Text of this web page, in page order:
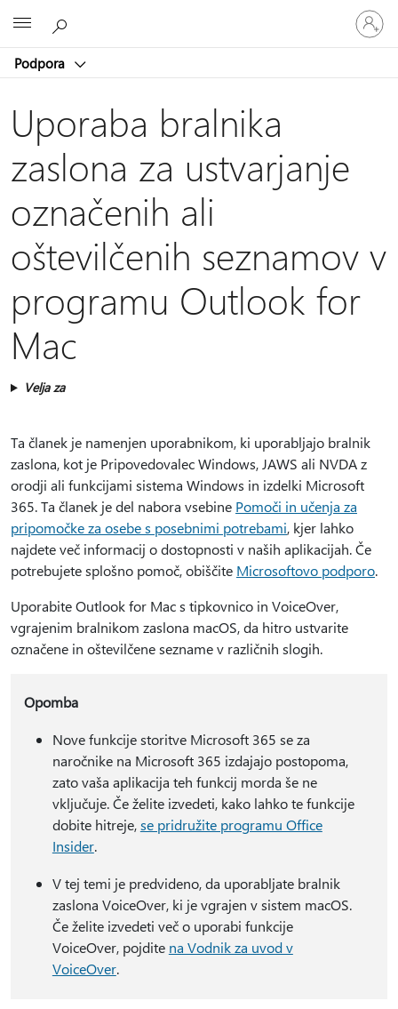
Podpora
Vpišite
se
v
račun
Uporaba bralnika
zaslona za ustvarjanje
označenih ali
oštevilčenih seznamov v
programu Outlook for
Mac
Velja za
Ta članek je namenjen uporabnikom, ki uporabljajo bralnik
zaslona, kot je Pripovedovalec Windows, JAWS ali NVDA z
orodji ali funkcijami sistema Windows in izdelki Microsoft
365. Ta članek je del nabora vsebine Pomoči in učenja za
pripomočke za osebe s posebnimi potrebami, kjer lahko
najdete več informacij o dostopnosti v naših aplikacijah. Če
potrebujete splošno pomoč, obiščite Microsoftovo podporo.
Uporabite Outlook for Mac s tipkovnico in VoiceOver,
vgrajenim bralnikom zaslona macOS, da hitro ustvarite
označene in oštevilčene sezname v različnih slogih.
Opomba
Nove funkcije storitve Microsoft 365 se za
naročnike na Microsoft 365 izdajajo postopoma,
zato vaša aplikacija teh funkcij morda še ne
vključuje. Če želite izvedeti, kako lahko te funkcije
dobite hitreje,se pridružite programu Office
Insider.
V tej temi je predvideno, da uporabljate bralnik
zaslona VoiceOver, ki je vgrajen v sistem macOS.
Če želite izvedeti več o uporabi funkcije
VoiceOver, pojdite na Vodnik za uvod v
VoiceOver.